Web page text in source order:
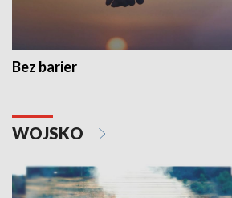
Bez barier
WOJSKO